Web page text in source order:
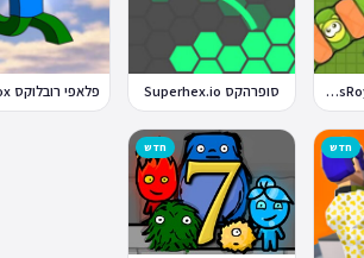
זומבי רויאל ZombsRoyale.io סופרהקס Superhex.io
חדש חדש